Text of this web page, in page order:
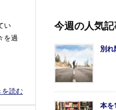
い
を過
を読む
今週の人気
別れ
本を